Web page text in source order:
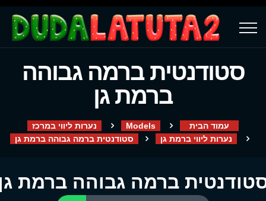
סטודנטית ברמה גבוהה
ברמת גן
עמוד הבית Models
נערות ליווי במרכז
נערות ליווי ברמת גן
סטודנטית ברמה גבוהה ברמת גן
ברמה גבוהה ברמת